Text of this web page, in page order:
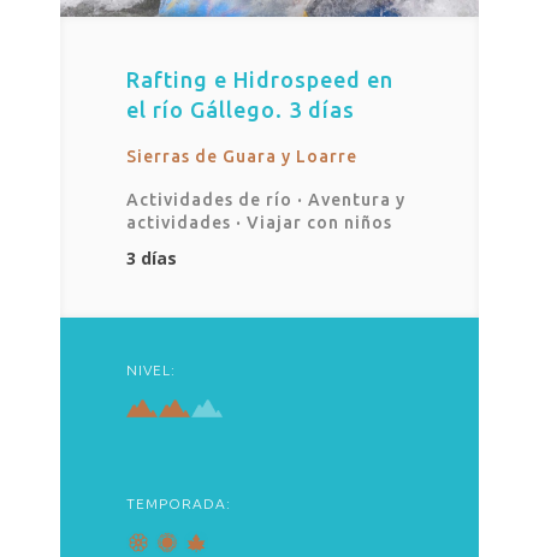
Rafting e Hidrospeed en
el río Gállego. 3 días
Sierras de Guara y Loarre
Actividades de río · Aventura y
actividades · Viajar con niños
3 días
NIVEL:
TEMPORADA: